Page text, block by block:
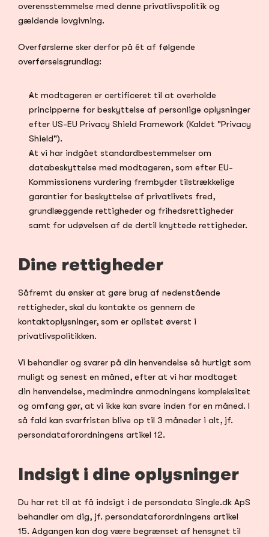
overensstemmelse med denne privatlivspolitik og
gældende lovgivning.
Overførslerne sker derfor på ét af følgende
overførselsgrundlag:
At modtageren er certificeret til at overholde
principperne for beskyttelse af personlige oplysninger
efter US-EU Privacy Shield Framework (Kaldet "Privacy
Shield").
At vi har indgået standardbestemmelser om
databeskyttelse med modtageren, som efter EU-
Kommissionens vurdering frembyder tilstrækkelige
garantier for beskyttelse af privatlivets fred,
grundlæggende rettigheder og frihedsrettigheder
samt for udøvelsen af de dertil knyttede rettigheder.
Dine rettigheder
Såfremt du ønsker at gøre brug af nedenstående
rettigheder, skal du kontakte os gennem de
kontaktoplysninger, som er oplistet øverst i
privatlivspolitikken.
Vi behandler og svarer på din henvendelse så hurtigt som
muligt og senest en måned, efter at vi har modtaget
din henvendelse, medmindre anmodningens kompleksitet
og omfang gør, at vi ikke kan svare inden for en måned. I
så fald kan svarfristen blive op til 3 måneder i alt, jf.
persondataforordningens artikel 12.
Indsigt i dine oplysninger
Du har ret til at få indsigt i de persondata Single.dk ApS
behandler om dig, jf. persondataforordningens artikel
15. Adgangen kan dog være begrænset af hensynet til